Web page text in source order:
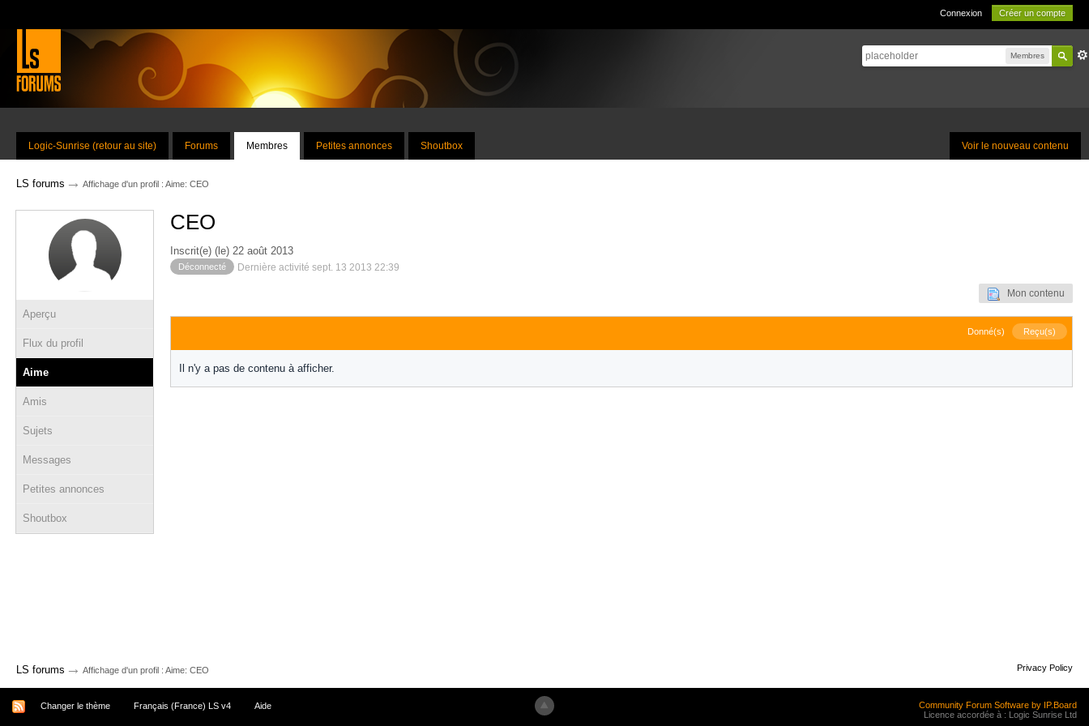
Connexion Créer un compte
Membres
Voir le nouveau contenu
Logic-Sunrise (retour au site) Forums Membres Petites annonces Shoutbox
LS forums → Affichage d'un profil : Aime: CEO
Aperçu
Flux du profil
Aime
Amis
Sujets
Messages
Petites annonces
Shoutbox
CEO
Inscrit(e) (le) 22 août 2013
Déconnecté Dernière activité sept. 13 2013 22:39
Mon contenu
Donné(s) Reçu(s)
Il n'y a pas de contenu à afficher.
LS forums → Affichage d'un profil : Aime: CEO Privacy Policy
Changer le thème Français (France) LS v4 Aide
Community Forum Software by IP.Board
Licence accordée à : Logic Sunrise Ltd